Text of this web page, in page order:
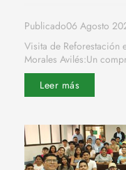
Publicado06 Agosto
Visita de Reforestación
Morales Avilés:Un
Leer más